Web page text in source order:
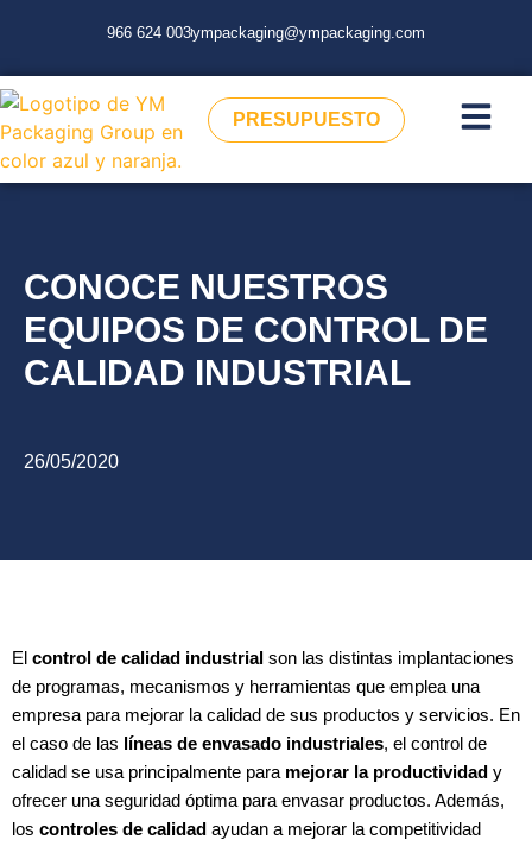
966 624 003ympackaging@ympackaging.com
PRESUPUESTO
CONOCE NUESTROS
EQUIPOS DE CONTROL DE
CALIDAD INDUSTRIAL
26/05/2020
El control de calidad industrial son las distintas implantaciones
de programas, mecanismos y herramientas que emplea una
empresa para mejorar la calidad de sus productos y servicios. En
el caso de las líneas de envasado industriales, el control de
calidad se usa principalmente para mejorar la productividad y
ofrecer una seguridad óptima para envasar productos. Además,
los controles de calidad ayudan a mejorar la competitividad